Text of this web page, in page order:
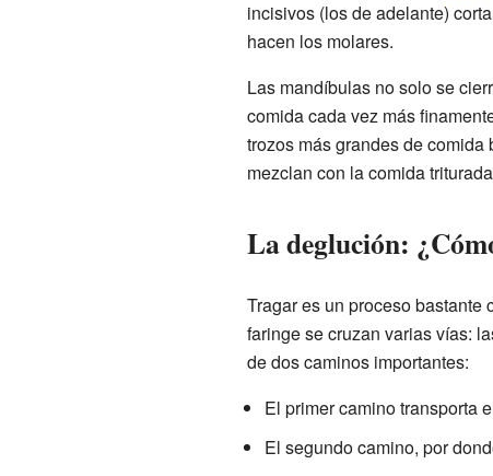
incisivos (los de adelante)
hacen los molares.
Las mandíbulas no solo se
comida cada vez más
trozos más grandes de
mezclan con la comida
La deglución:
Tragar es un proceso
faringe se cruzan varias vías:
de dos caminos importantes:
El primer camino transporta
El segundo camino, por